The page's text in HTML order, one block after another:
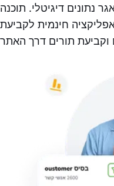
נתונים דיגיטלי. תוכנה
חינמית לקביעת